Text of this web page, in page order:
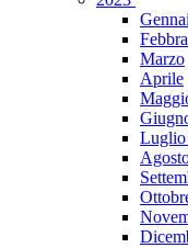
Marzo
Aprile
Luglio